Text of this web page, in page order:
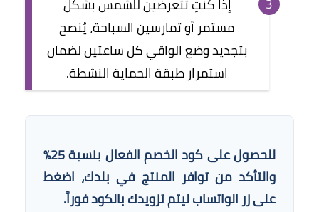
مستمر أو تمارسين السباحة، يُنصح
بتجديد وضع الواقي كل ساعتين لضمان
استمرار طبقة الحماية النشطة.
للحصول على كود الخصم الفعال بنسبة 25%
والتأكد من توافر المنتج في بلدك، اضغط
على زر الواتساب ليتم تزويدك بالكود فوراً.